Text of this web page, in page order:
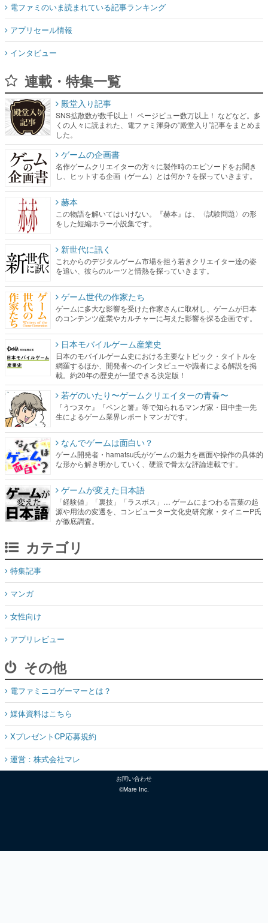
電ファミのいま読まれている記事ランキング
アプリセール情報
インタビュー
連載・特集一覧
殿堂入り記事
SNS拡散数が数千以上！ ページビュー数万以上！ などなど。多
くの人々に読まれた、電ファミ渾身の“殿堂入り”記事をまとめま
した。
ゲームの企画書
名作ゲームクリエイターの方々に製作時のエピソードをお聞き
し、ヒットする企画（ゲーム）とは何か？を探っていきます。
赫本
この物語を解いてはいけない。『赫本』は、〈試験問題〉の形
をした短編ホラー小説集です。
新世代に訊く
これからのデジタルゲーム市場を担う若きクリエイター達の姿
を追い、彼らのルーツと情熱を探っていきます。
ゲーム世代の作家たち
ゲームに多大な影響を受けた作家さんに取材し、ゲームが日本
のコンテンツ産業やカルチャーに与えた影響を探る企画です。
日本モバイルゲーム産業史
日本のモバイルゲーム史における主要なトピック・タイトルを
網羅するほか、開発者へのインタビューや識者による解説を掲
載。約20年の歴史が一望できる決定版！
若ゲのいたり〜ゲームクリエイターの青春〜
『うつヌケ』『ペンと箸』等で知られるマンガ家・田中圭一先
生によるゲーム業界レポートマンガです。
なんでゲームは面白い？
ゲーム開発者・hamatsu氏がゲームの魅力を画面や操作の具体的
な形から解き明かしていく、硬派で骨太な評論連載です。
ゲームが変えた日本語
「経験値」「裏技」「ラスボス」… ゲームにまつわる言葉の起
源や用法の変遷を、コンピューター文化史研究家・タイニーP氏
が徹底調査。
カテゴリ
特集記事
マンガ
女性向け
アプリレビュー
その他
電ファミニコゲーマーとは？
媒体資料はこちら
XプレゼントCP応募規約
運営：株式会社マレ
お問い合わせ
©Mare Inc.